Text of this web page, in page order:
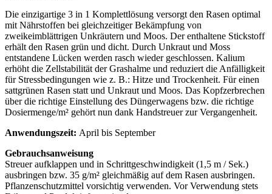
Die einzigartige 3 in 1 Komplettlösung versorgt den Rasen optimal
mit Nährstoffen bei gleichzeitiger Bekämpfung von
zweikeimblättrigen Unkräutern und Moos. Der enthaltene Stickstoff
erhält den Rasen grün und dicht. Durch Unkraut und Moss
entstandene Lücken werden rasch wieder geschlossen. Kalium
erhöht die Zellstabilität der Grashalme und reduziert die Anfälligkeit
für Stressbedingungen wie z. B.: Hitze und Trockenheit. Für einen
sattgrünen Rasen statt und Unkraut und Moos. Das Kopfzerbrechen
über die richtige Einstellung des Düngerwagens bzw. die richtige
Dosiermenge/m² gehört nun dank Handstreuer zur Vergangenheit.
Anwendungszeit: April bis September
Gebrauchsanweisung
Streuer aufklappen und in Schrittgeschwindigkeit (1,5 m / Sek.)
ausbringen bzw. 35 g/m² gleichmäßig auf dem Rasen ausbringen.
Pflanzenschutzmittel vorsichtig verwenden. Vor Verwendung stets